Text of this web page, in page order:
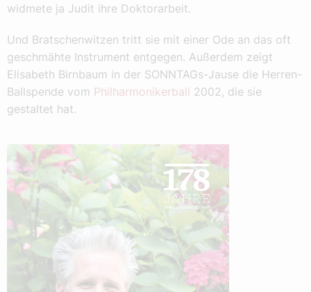
widmete ja Judit ihre Doktorarbeit.
Und Bratschenwitzen tritt sie mit einer Ode an das oft
geschmähte Instrument entgegen. Außerdem zeigt
Elisabeth Birnbaum in der SONNTAGs-Jause die Herren-
Ballspende vom Philharmonikerball 2002, die sie
gestaltet hat.